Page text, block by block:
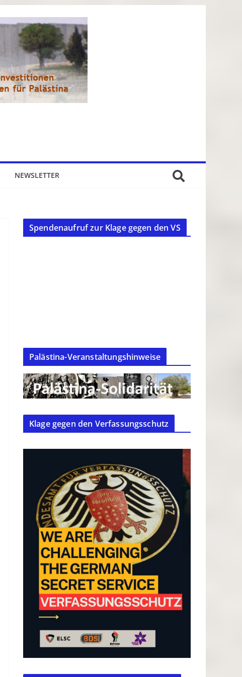
NEWSLETTER
Spendenaufruf zur Klage gegen den VS
Palästina-Veranstaltungshinweise
Klage gegen den Verfassungsschutz